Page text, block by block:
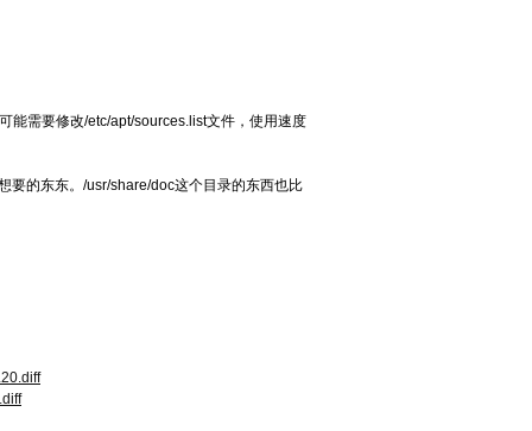
能需要修改/etc/apt/sources.list文件，使用速度
要的东东。/usr/share/doc这个目录的东西也比